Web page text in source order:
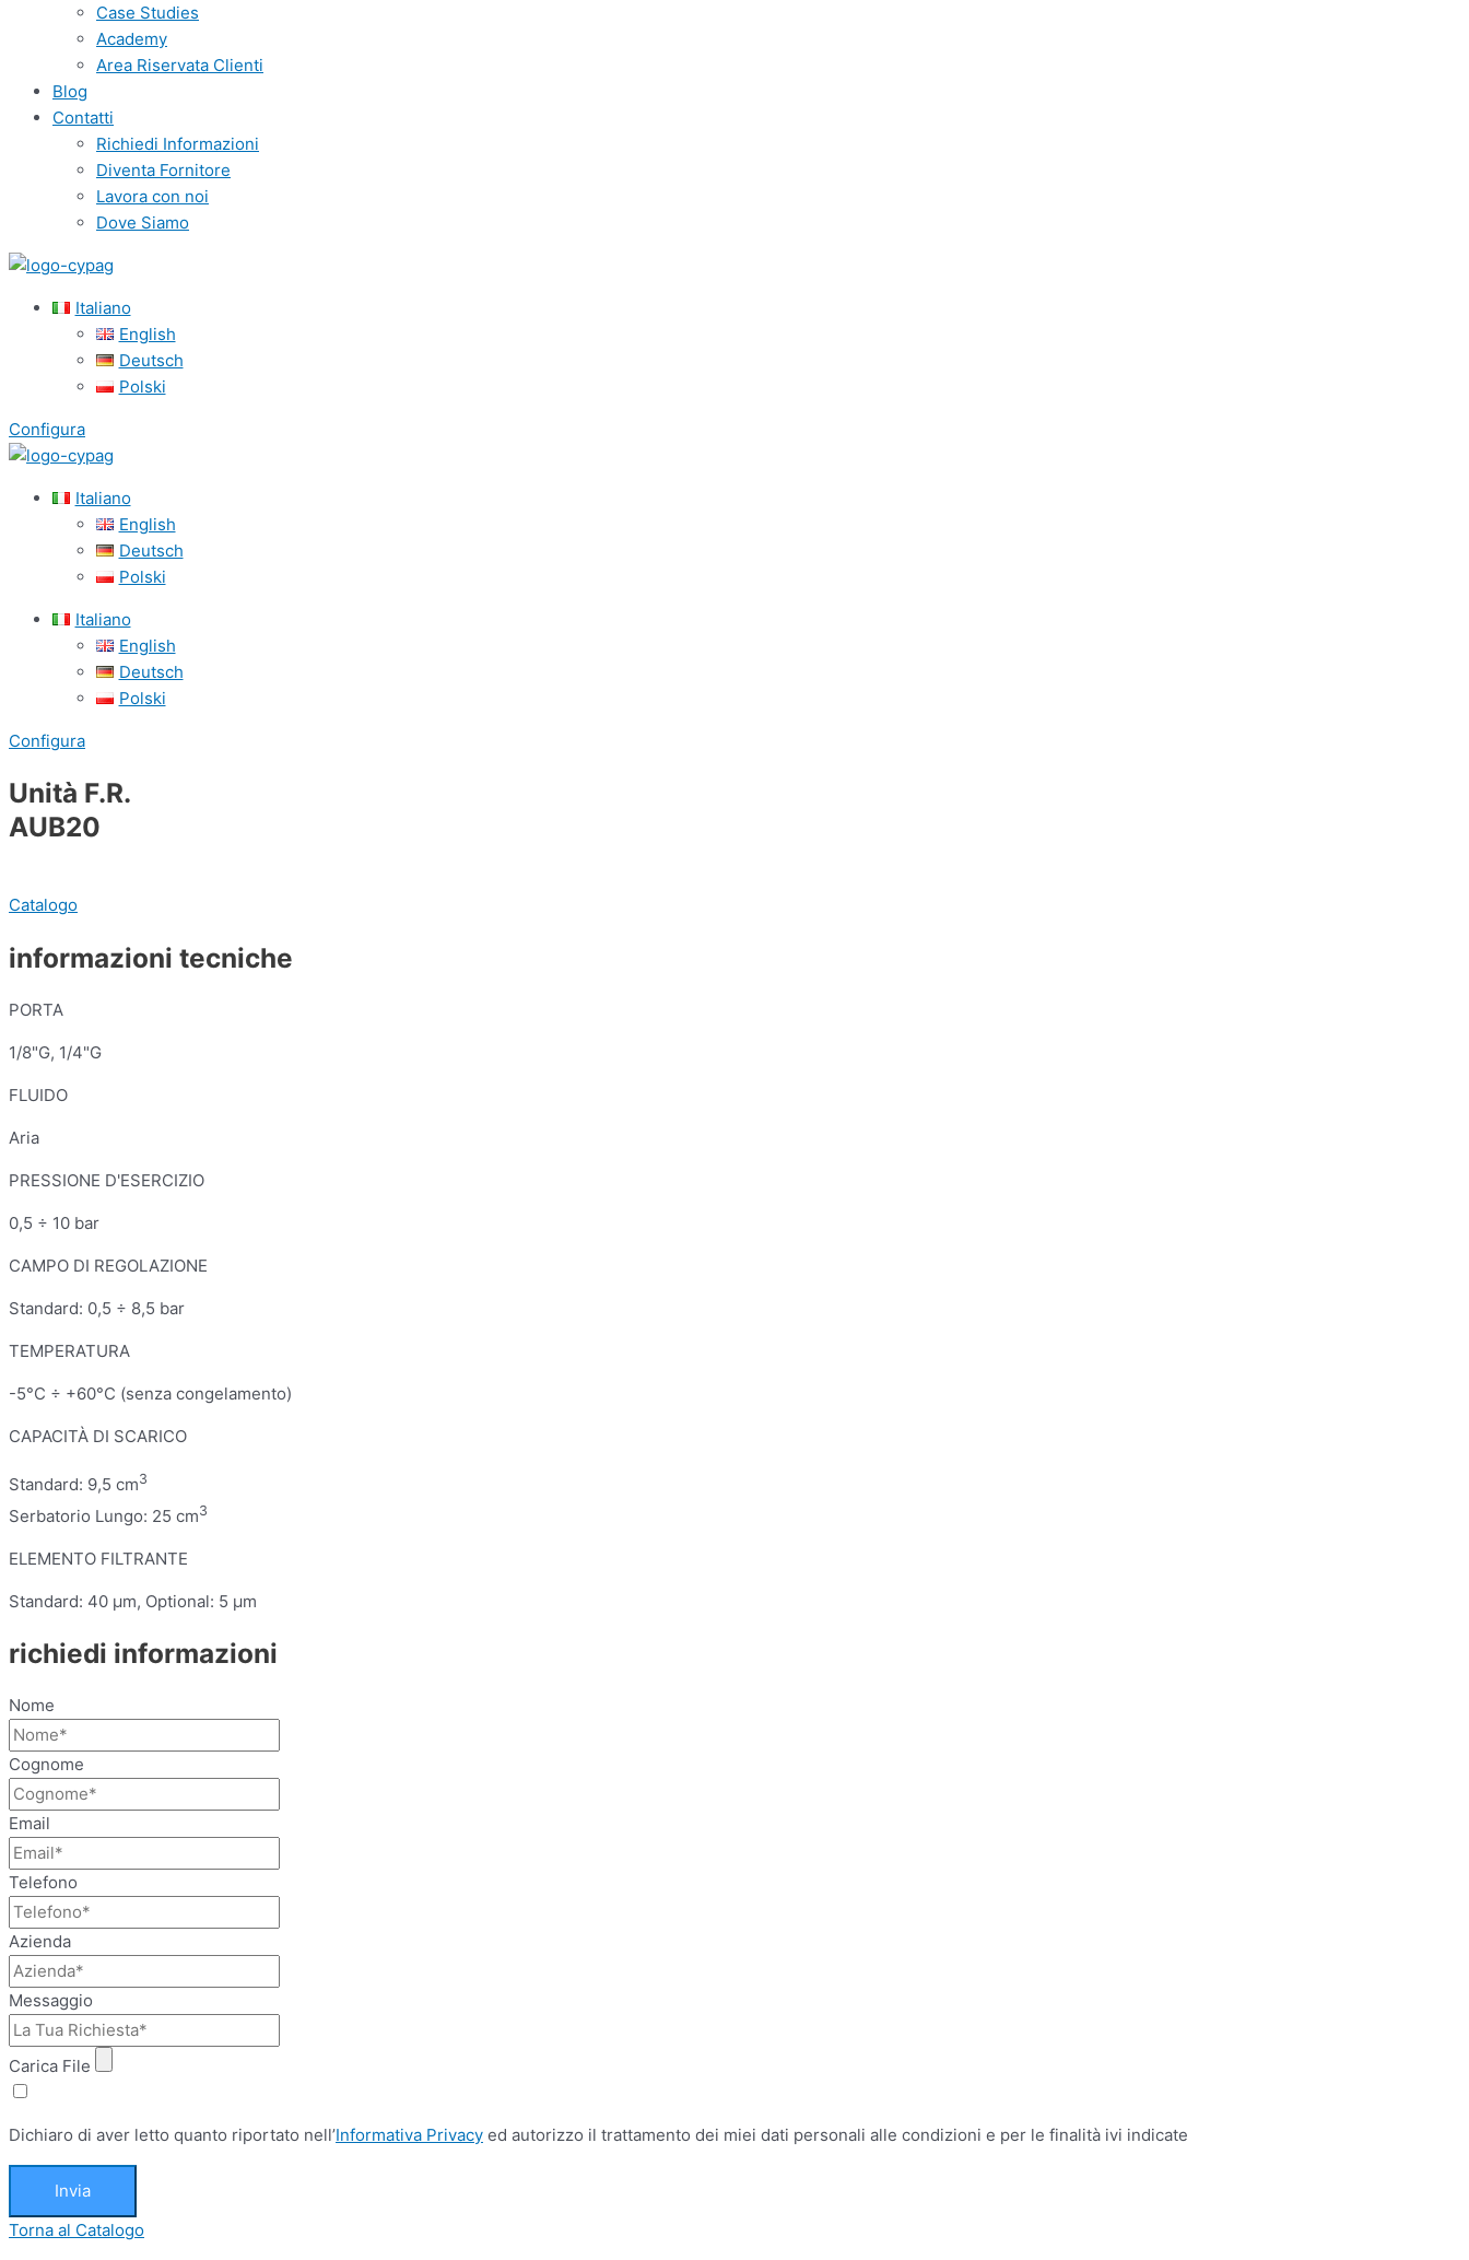
Case Studies
Academy
Area Riservata Clienti
Blog
Contatti
Richiedi Informazioni
Diventa Fornitore
Lavora con noi
Dove Siamo
Italiano
English
Deutsch
Polski
Configura
Italiano
English
Deutsch
Polski
Italiano
English
Deutsch
Polski
Configura
Unità F.R.
AUB20
Catalogo
informazioni tecniche
PORTA
1/8"G, 1/4"G
FLUIDO
Aria
PRESSIONE D'ESERCIZIO
0,5 ÷ 10 bar
CAMPO DI REGOLAZIONE
Standard: 0,5 ÷ 8,5 bar
TEMPERATURA
-5°C ÷ +60°C (senza congelamento)
CAPACITÀ DI SCARICO
Standard: 9,5 cm3
Serbatorio Lungo: 25 cm3
ELEMENTO FILTRANTE
Standard: 40 μm, Optional: 5 μm
richiedi informazioni
Nome
Cognome
Email
Telefono
Azienda
Messaggio
Carica File
Dichiaro di aver letto quanto riportato nell’Informativa Privacy ed autorizzo il trattamento dei miei dati personali alle condizioni e per le finalità ivi indicate
Invia
Torna al Catalogo